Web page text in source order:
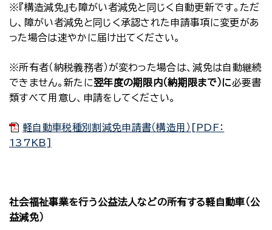
※『構造減免』も障がい者減免と同じく自動更新です。ただ
し、障がい者減免と同じく承認された申請事項に変更があ
った場合は速やかに届け出てください。
※所有者（納税義務者）が変わった場合は、減免は自動継続
できません。新たに翌年度の期限内（納期限まで）に必要書
類すべて用意し、申請をしてください。
軽自動車税種別割減免申請書（構造用）[PDF：
137KB]
社会福祉事業を行う公益法人などの所有する軽自動車（公
益減免）